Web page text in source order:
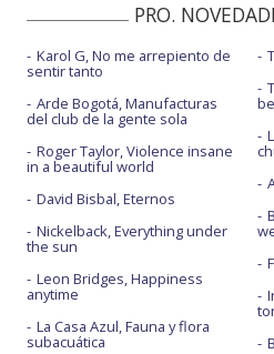
PRO.
Karol G, No me arrepiento de
sentir tanto
Arde Bogotá, Manufacturas
del club de la gente sola
Roger Taylor, Violence insane
in a beautiful world
David Bisbal, Eternos
Nickelback, Everything under
the sun
Leon Bridges, Happiness
anytime
La Casa Azul, Fauna y flora
subacuática